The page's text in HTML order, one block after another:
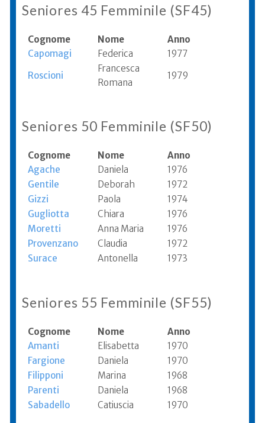
Seniores 45 Femminile (SF45)
Cognome Nome
Anno
Capomagi
Federica
1977
Roscioni
Francesca
Romana
1979
Seniores 50 Femminile (SF50)
Cognome Nome
Anno
Agache
Daniela
1976
Gentile
Deborah
1972
Gizzi
Paola
1974
Gugliotta
Chiara
1976
Moretti
Anna Maria
1976
Provenzano
Claudia
1972
Surace
Antonella 1973
Seniores 55 Femminile (SF55)
Cognome Nome
Anno
Amanti
Elisabetta
1970
Fargione
Daniela
1970
Filipponi
Marina
1968
Parenti
Daniela
1968
Sabadello
Catiuscia 1970